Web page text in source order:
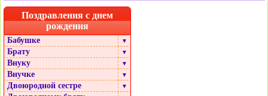
Поздравления с днем
рождения
Бабушке ▼
Брату ▼
Внуку ▼
Внучке ▼
Двоюродной сестре ▼